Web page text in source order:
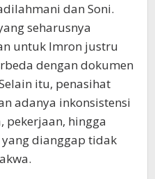
dan Soni.
seharusnya
untuk Imron justru
dengan dokumen
itu, penasihat
adanya inkonsistensi
hingga
dianggap tidak